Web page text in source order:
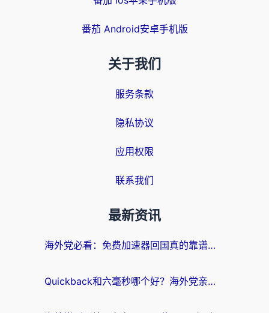
番茄 Android安卓手机版
关于我们
服务条款
隐私协议
应用权限
联系我们
最新资讯
海外党必看：免费加速器回国真的靠谱吗？3步教你选到好用的归雁替代
Quickback和六毫秒哪个好？海外党亲测：选对回国加速器，无缝刷剧办公不再愁